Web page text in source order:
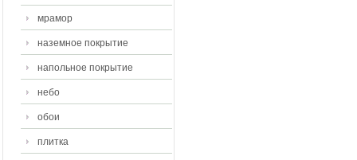
мрамор
наземное покрытие
напольное покрытие
небо
обои
плитка